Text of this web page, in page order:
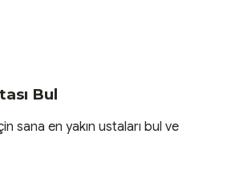
Bul
sana en yakın ustaları bul ve